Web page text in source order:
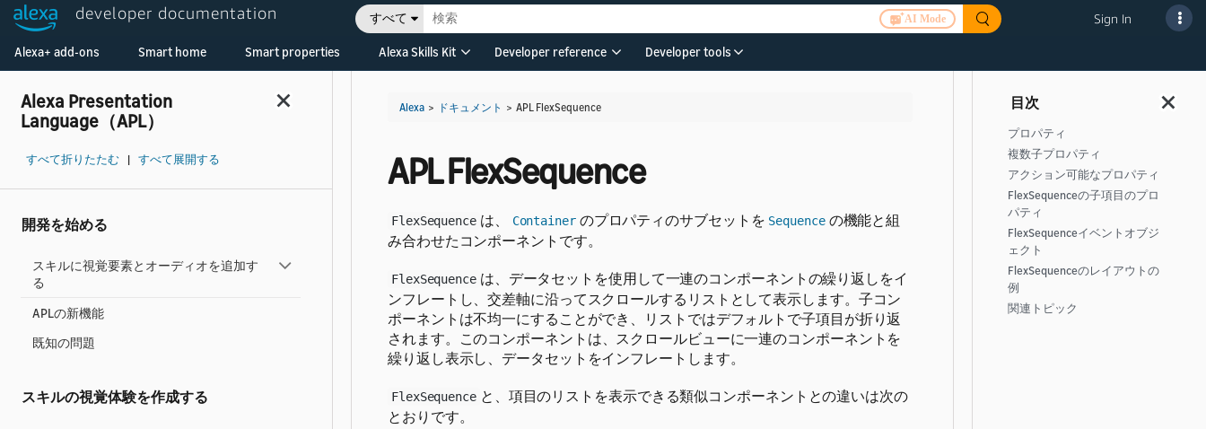
developer documentation すべて AI Mode Sign In
Alexa+ add-ons Smart home Smart properties Alexa Skills Kit Developer reference Developer tools
Alexa Presentation
Language（APL）
すべて折りたたむ | すべて展開する
開発を始める
スキルに視覚要素とオーディオを追加す
る
APLの新機能
既知の問題
スキルの視覚体験を作成する
Alexa > ドキュメント > APL FlexSequence
APL FlexSequence
FlexSequence は、 Container のプロパティのサブセットを Sequence の機能と組
み合わせたコンポーネントです。
FlexSequence は、データセットを使用して一連のコンポーネントの繰り返しをイ
ンフレートし、交差軸に沿ってスクロールするリストとして表示します。子コン
ポーネントは不均一にすることができ、リストではデフォルトで子項目が折り返
されます。
このコンポーネントは、スクロールビューに一連のコンポーネントを
繰り返し表示し、データセットをインフレートします。
FlexSequence と、項目のリストを表示できる類似コンポーネントとの違いは次の
とおりです。
プロパティ
複数子プロパティ
アクション可能なプロパティ
FlexSequenceの子項目のプロ
パティ
FlexSequenceイベントオブジ
ェクト
FlexSequenceのレイアウトの
例
関連トピック
Welcome! Ask the DevAssistant